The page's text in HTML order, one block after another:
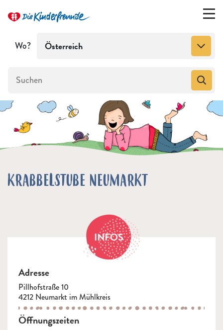
Wo? Österreich
KRABBELSTUBE NEUMARKT
INFOS
Adresse
Pillhofstraße 10
4212 Neumarkt im Mühlkreis
Öffnungszeiten